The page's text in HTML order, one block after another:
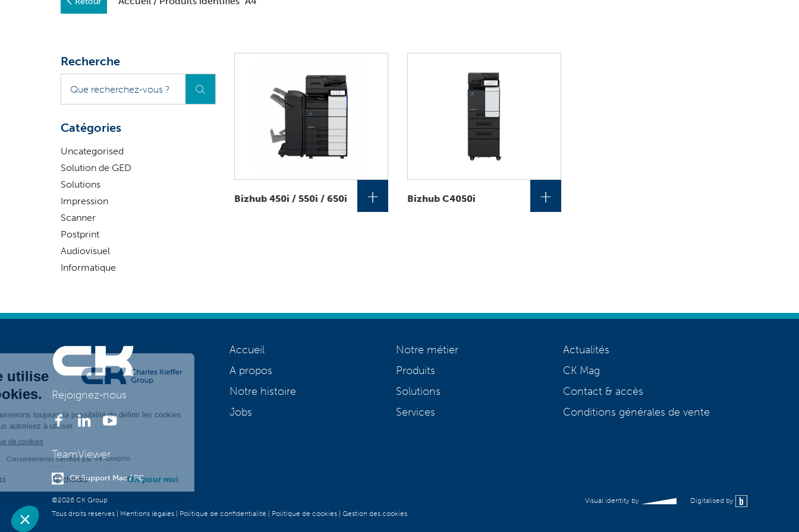
Recherche
recherchez-
vous
Catégories
Uncategorised
Solution de GED
Solutions
Impression
Scanner
Postprint
Audiovisuel
Informatique
Bizhub 450i / 550i / 650i + Bizhub C4050i +
Rejoignez-nous
TeamViewer
CK Support Mac / PC
Accueil
A propos
Notre histoire
Jobs
Notre métier
Produits
Solutions
Services
Actualités
CK Mag
Contact & accès
Conditions générales de vente
©2026 CK Group
Tous droits réservés
Mentions légales Politique de confidentialité Politique de cookies Gestion des cookies
Visual identity by Digitalised by